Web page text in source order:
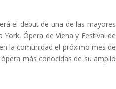
el debut de una de las mayores
Ópera de Viena y Festival de
la comunidad el próximo mes de
más conocidas de su amplio